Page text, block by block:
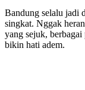
Bandung selalu jadi
singkat. Nggak
yang sejuk,
bikin hati adem.